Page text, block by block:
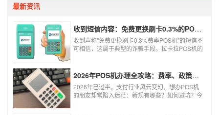
最新资讯
收到短信内容：免费更换刷卡0.3%的POS机，可以相信吗？
收到声称"免费更换刷卡0.3%费率POS机"的短信不
可相信，这属于典型的诈骗手段。拉卡拉POS机的
风险。以下结合权威信息分析原因及应对建议：2026年POS机办理全攻略：费率、政策、避坑一篇讲清
2026年已过半，支付行业风云变幻，想办POS机
的朋友却常陷入迷茫：新规有哪些？如何避坑？今